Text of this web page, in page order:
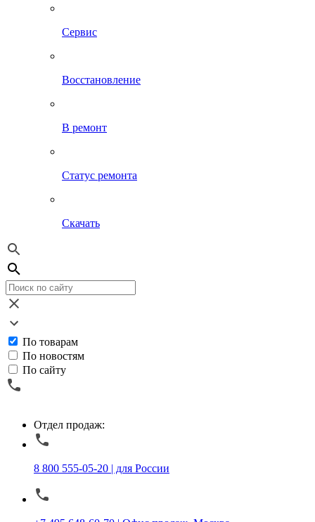
Сервис
Восстановление
В ремонт
Статус ремонта
Скачать
По товарам
По новостям
По сайту
Отдел продаж:
8 800 555-05-20 | для России